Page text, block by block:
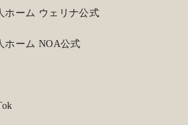
ホーム ウェリナ公式
ホーム NOA公式